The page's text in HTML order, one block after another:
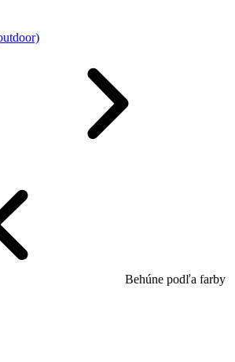
Behúne podľa farby